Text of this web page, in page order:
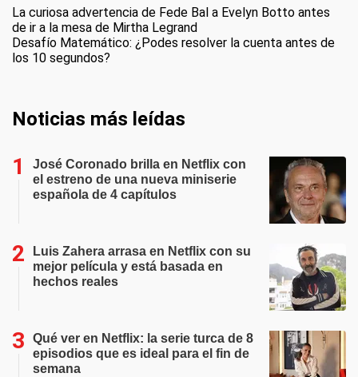
La curiosa advertencia de Fede Bal a Evelyn Botto antes
de ir a la mesa de Mirtha Legrand
Desafío Matemático: ¿Podes resolver la cuenta antes de
los 10 segundos?
Noticias más leídas
José Coronado brilla en Netflix con
el estreno de una nueva miniserie
española de 4 capítulos
Luis Zahera arrasa en Netflix con su
mejor película y está basada en
hechos reales
Qué ver en Netflix: la serie turca de 8
episodios que es ideal para el fin de
semana